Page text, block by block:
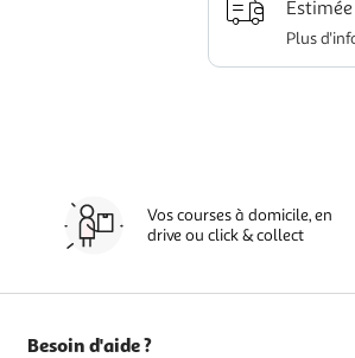
Plus
Vos courses à domicile, en
drive ou click & collect
Besoin d'aide ?